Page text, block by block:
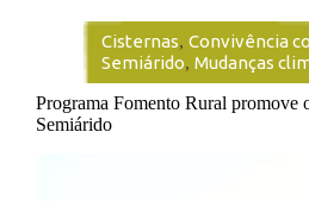
Cisternas, Convivência
Semiárido, Mudanças
Programa Fomento Rural promove
Semiárido